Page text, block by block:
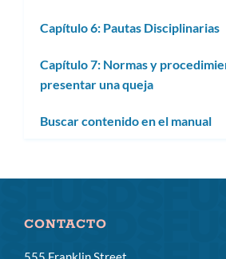
Capítulo 6: Pautas Disciplinarias
Capítulo 7: Normas y
presentar una queja
Buscar contenido en el manual
CONTACTO